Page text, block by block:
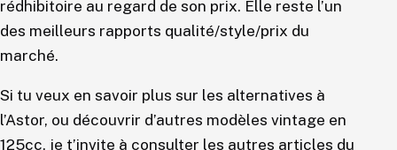
rédhibitoire au regard de son prix. Elle reste l’un
des meilleurs rapports qualité/style/prix du
marché.
Si tu veux en savoir plus sur les alternatives à
l’Astor, ou découvrir d’autres modèles vintage en
125cc, je t’invite à consulter les autres articles du